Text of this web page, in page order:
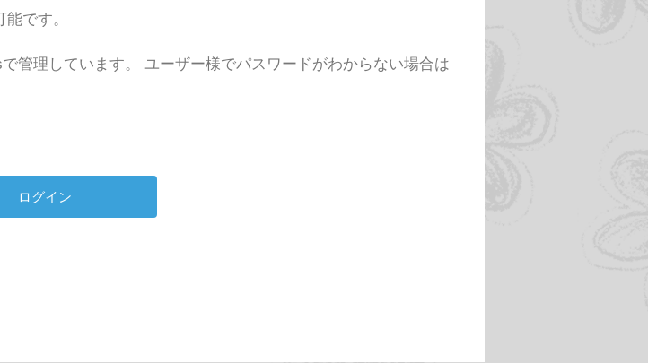
です。
管理しています。 ユーザー様でパスワードがわからない場合は